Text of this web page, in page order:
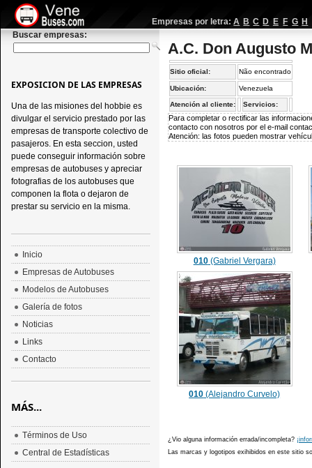
Empresas por letra: A B C D E F G H
Buscar empresas:
A.C. Don Augusto
Sitio oficial: Não encontrado
Ubicación: Venezuela
Atención al cliente: Servicios:
Para completar o rectificar las
contacto con nosotros por el e-mail
Atención: las fotos pueden mostrar
010(Gabriel Vergara)
010 (Alejandro Curvelo)
¿Vio alguna información errada/incompleta?
Las marcas y logotipos exihibidos en este sitio
EXPOSICION DE LAS EMPRESAS
Una de las misiones del hobbie es
divulgar el servicio prestado por las
empresas de transporte colectivo de
pasajeros. En esta seccion, usted
puede conseguir información sobre
empresas de autobuses y apreciar
fotografias de los autobuses que
componen la flota o dejaron de
prestar su servicio en la misma.
Inicio
Empresas de Autobuses
Modelos de Autobuses
Galería de fotos
Noticias
Links
Contacto
MÁS...
Términos de Uso
Central de Estadísticas